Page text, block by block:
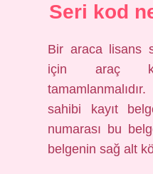
Seri kod
Bir araca lisans
için araç
sahibi kayıt
numarası bu
belgenin sağ alt